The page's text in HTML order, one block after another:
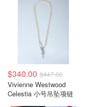
$340.00 $447.00
Vivienne Westwood
Celestia 小号吊坠项链